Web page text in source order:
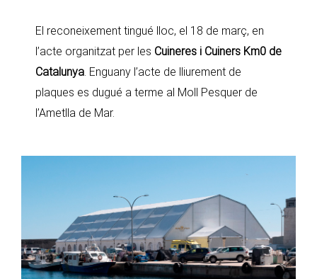
El reconeixement tingué lloc, el 18 de març, en
l’acte organitzat per les Cuineres i Cuiners Km0 de
Catalunya Enguany l’acte de lliurement de
plaques es dugué a terme al Moll Pesquer de
l’Ametlla de Mar.